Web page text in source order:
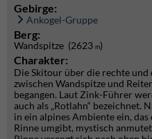
Gebirge:
Ankogel-Gruppe
Berg:
Wandspitze (2623 m)
Charakter:
Die Skitour über die rechte
zwischen Wandspitze und
begangen. Laut Zink-Führer
auch als „Rotlahn“ bezeichnet.
in ein alpines Ambiente ein,
Rinne umgibt, mystisch